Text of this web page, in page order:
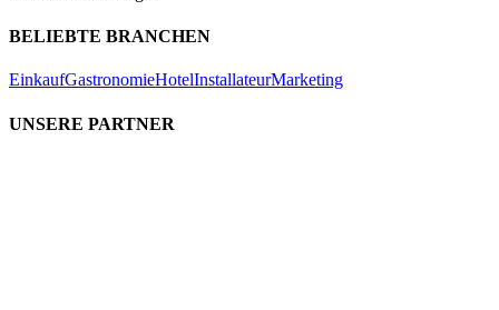
BELIEBTE BRANCHEN
EinkaufGastronomieHotelInstallateurMarketing
UNSERE PARTNER